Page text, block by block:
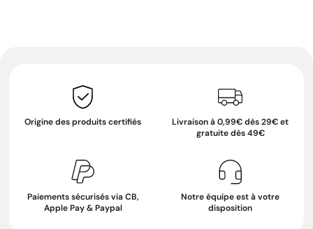
Origine des produits certifiés
Livraison à 0,99€ dès 29€ et
gratuite dès 49€
Paiements sécurisés via CB,
Apple Pay & Paypal
Notre équipe est à votre
disposition